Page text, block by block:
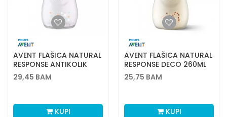
AVENT FLAŠICA NATURAL
RESPONSE ANTIKOLIK
DECO260ML
29,45 BAM
KUPI
AVENT FLAŠICA NATURAL
RESPONSE DECO 260ML
9691
25,75 BAM
KUPI